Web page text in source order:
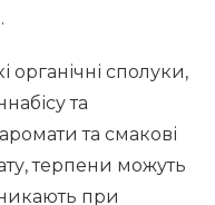
органічні сполуки,
та
та смакові
терпени можуть
при